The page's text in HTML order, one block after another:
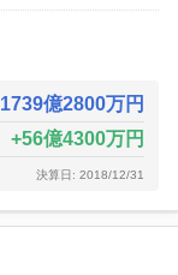
1739億2800万円
56億4300万円
決算日: 2018/12/31